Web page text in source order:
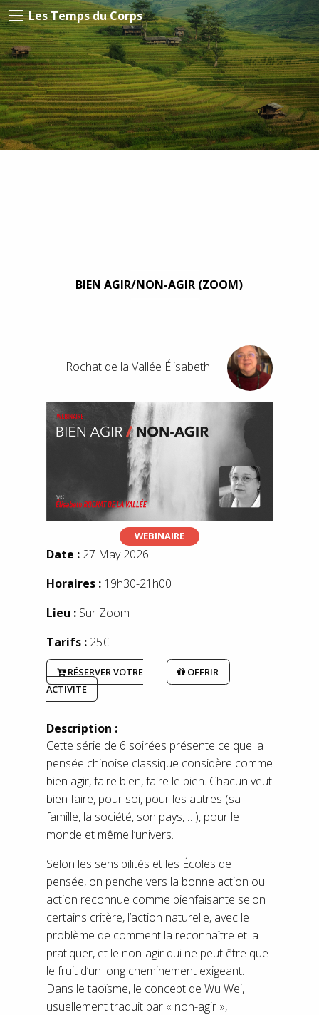
Les Temps du Corps
BIEN AGIR/NON-AGIR (ZOOM)
Rochat de la Vallée Élisabeth
WEBINAIRE
Date :27 May 2026
Horaires :19h30-21h00
Lieu : Sur Zoom
Tarifs : 25€
RÉSERVER VOTRE
ACTIVITÉ
OFFRIR
Description :
Cette série de 6 soirées présente ce que la
pensée chinoise classique considère comme
bien agir, faire bien, faire le bien. Chacun veut
bien faire, pour soi, pour les autres (sa
famille, la société, son pays, …), pour le
monde et même l’univers.
Selon les sensibilités et les Écoles de
pensée, on penche vers la bonne action ou
action reconnue comme bienfaisante selon
certains critère, l’action naturelle, avec le
problème de comment la reconnaître et la
pratiquer, et le non-agir qui ne peut être que
le fruit d’un long cheminement exigeant.
Dans le taoïsme, le concept de Wu Wei,
usuellement traduit par « non-agir »,